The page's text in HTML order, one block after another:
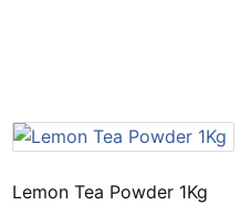
Lemon Tea Powder 1Kg